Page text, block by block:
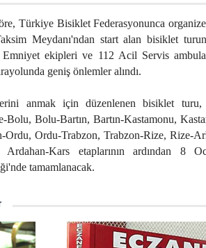
Türkiye Bisiklet Federasyonunca
Meydanı'ndan start alan bisiklet
Emniyet ekipleri ve 112 Acil Servis
geniş önlemler alındı.
anmak için düzenlenen bisiklet turu,
Bolu, Bolu-Bartın, Bartın-Kastamonu,
Ordu, Ordu-Trabzon, Trabzon-Rize, Rize-
Ardahan-Kars etaplarının ardından 8
tamamlanacak.